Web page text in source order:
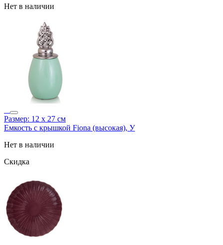
Нет в наличии
Размер: 12 х 27 см
Емкость с крышкой Fiona (высокая), У
Нет в наличии
Скидка